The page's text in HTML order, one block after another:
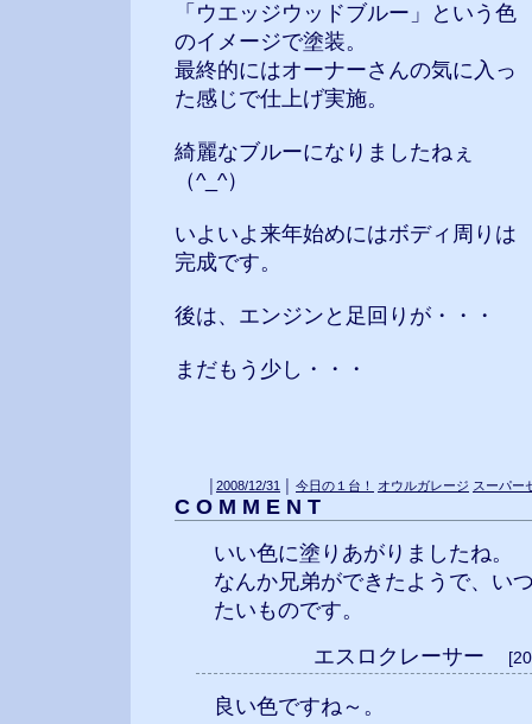
「ウエッジウッドブルー」という色
のイメージで塗装。
最終的にはオーナーさんの気に入っ
た感じで仕上げ実施。
綺麗なブルーになりましたねぇ
（^_^）
いよいよ来年始めにはボディ周りは
完成です。
後は、エンジンと足回りが・・・
まだもう少し・・・
2008/12/31 今日の１台！ オウルガレージ スーパー
C O M M E N T
いい色に塗りあがりましたね。
なんか兄弟ができたようで、い
たいものです。
エスロクレーサー
良い色ですね～。